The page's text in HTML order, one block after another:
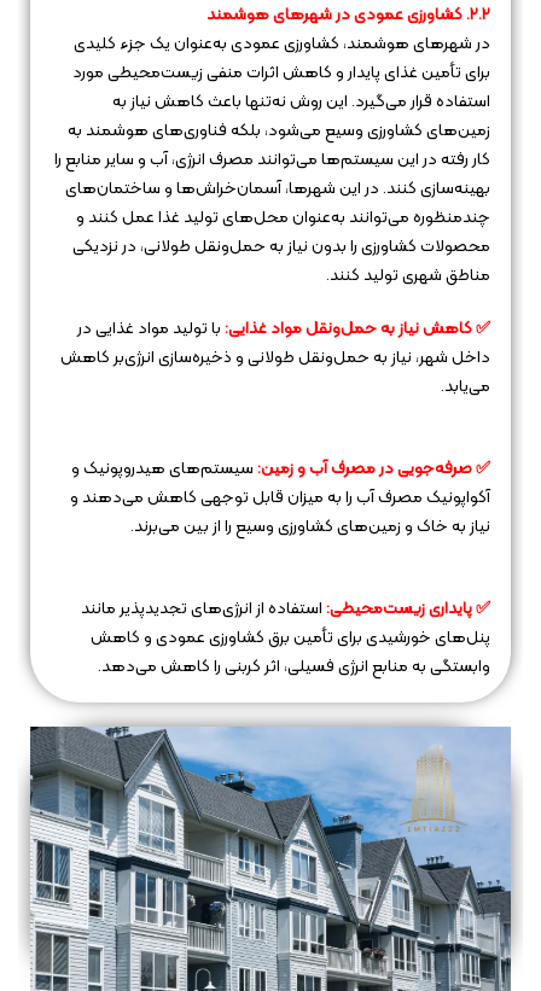
۲.۲. کشاورزی عمودی در شهرهای هوشمند
در شهرهای هوشمند، کشاورزی عمودی به‌عنوان یک جزء کلیدی
برای تأمین غذای پایدار و کاهش اثرات منفی زیست‌محیطی مورد
استفاده قرار می‌گیرد. این روش نه‌تنها باعث کاهش نیاز به
زمین‌های کشاورزی وسیع می‌شود، بلکه فناوری‌های هوشمند به
کار رفته در این سیستم‌ها می‌توانند مصرف انرژی، آب و سایر منابع را
بهینه‌سازی کنند. در این شهرها، آسمان‌خراش‌ها و ساختمان‌های
چندمنظوره می‌توانند به‌عنوان محل‌های تولید غذا عمل کنند و
محصولات کشاورزی را بدون نیاز به حمل‌ونقل طولانی، در نزدیکی
مناطق شهری تولید کنند.
✅ کاهش نیاز به حمل‌ونقل مواد غذایی:با تولید مواد غذایی در
داخل شهر، نیاز به حمل‌ونقل طولانی و ذخیره‌سازی انرژی‌بر کاهش
می‌یابد.
✅ صرفه‌جویی در مصرف آب و زمین:سیستم‌های هیدروپونیک و
آکواپونیک مصرف آب را به میزان قابل توجهی کاهش می‌دهند و
نیاز به خاک و زمین‌های کشاورزی وسیع را از بین می‌برند.
✅ پایداری زیست‌محیطی:استفاده از انرژی‌های تجدیدپذیر مانند
پنل‌های خورشیدی برای تأمین برق کشاورزی عمودی و کاهش
وابستگی به منابع انرژی فسیلی، اثر کربنی را کاهش می‌دهد.